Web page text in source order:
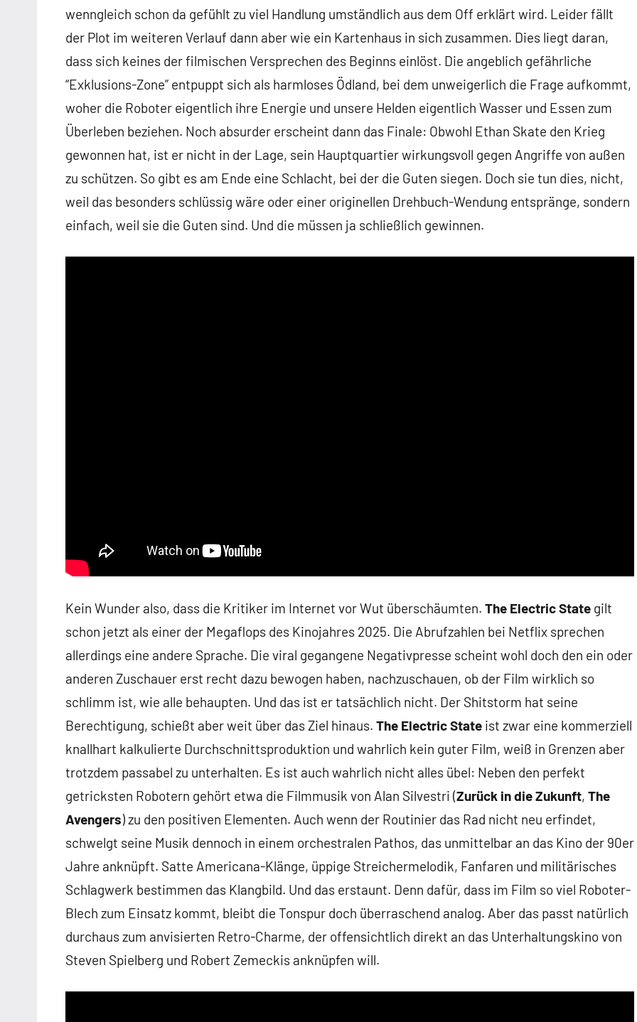
wenngleich schon da gefühlt zu viel Handlung umständlich aus dem Off erklärt wird. Leider fällt
der Plot im weiteren Verlauf dann aber wie ein Kartenhaus in sich zusammen. Dies liegt daran,
dass sich keines der filmischen Versprechen des Beginns einlöst. Die angeblich gefährliche
“Exklusions-Zone” entpuppt sich als harmloses Ödland, bei dem unweigerlich die Frage aufkommt,
woher die Roboter eigentlich ihre Energie und unsere Helden eigentlich Wasser und Essen zum
Überleben beziehen. Noch absurder erscheint dann das Finale: Obwohl Ethan Skate den Krieg
gewonnen hat, ist er nicht in der Lage, sein Hauptquartier wirkungsvoll gegen Angriffe von außen
zu schützen. So gibt es am Ende eine Schlacht, bei der die Guten siegen. Doch sie tun dies, nicht,
weil das besonders schlüssig wäre oder einer originellen Drehbuch-Wendung entspränge, sondern
einfach, weil sie die Guten sind. Und die müssen ja schließlich gewinnen.
Kein Wunder also, dass die Kritiker im Internet vor Wut überschäumten. The Electric State gilt
schon jetzt als einer der Megaflops des Kinojahres 2025. Die Abrufzahlen bei Netflix sprechen
allerdings eine andere Sprache. Die viral gegangene Negativpresse scheint wohl doch den ein oder
anderen Zuschauer erst recht dazu bewogen haben, nachzuschauen, ob der Film wirklich so
schlimm ist, wie alle behaupten. Und das ist er tatsächlich nicht. Der Shitstorm hat seine
Berechtigung, schießt aber weit über das Ziel hinaus. The Electric State ist zwar eine kommerziell
knallhart kalkulierte Durchschnittsproduktion und wahrlich kein guter Film, weiß in Grenzen aber
trotzdem passabel zu unterhalten. Es ist auch wahrlich nicht alles übel: Neben den perfekt
getricksten Robotern gehört etwa die Filmmusik von Alan Silvestri (Zurück in die Zukunft, The
Avengers) zu den positiven Elementen. Auch wenn der Routinier das Rad nicht neu erfindet,
schwelgt seine Musik dennoch in einem orchestralen Pathos, das unmittelbar an das Kino der 90er
Jahre anknüpft. Satte Americana-Klänge, üppige Streichermelodik, Fanfaren und militärisches
Schlagwerk bestimmen das Klangbild. Und das erstaunt. Denn dafür, dass im Film so viel Roboter-
Blech zum Einsatz kommt, bleibt die Tonspur doch überraschend analog. Aber das passt natürlich
durchaus zum anvisierten Retro-Charme, der offensichtlich direkt an das Unterhaltungskino von
Steven Spielberg und Robert Zemeckis anknüpfen will.